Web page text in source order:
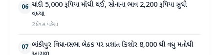
06 ચાંદી 5,000 રૂપિયા મોંઘી થઈ, સોનાના ભાવ 2,200 રૂપિયા સુધી
વધ્યા
2 દિવસ પહેલા
07 બાંકીપુર વિધાનસભા બેઠક પર પ્રશાંત કિશોર 8,000 થી વધુ મતોથી